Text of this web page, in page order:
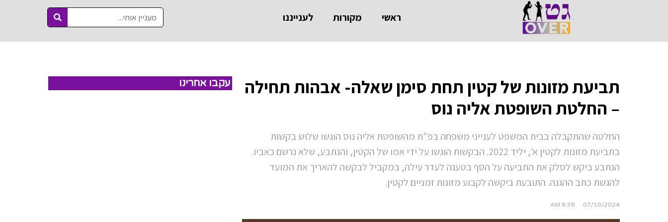
ראשי מקורות לענייננו
תביעת מזונות של קטין תחת סימן שאלה- אבהות תחילה
– החלטת השופטת אליה נוס
החלטה שהתקבלה בבית המשפט לענייני משפחה בפ"ת מהשופטת אליה נוס הוגשו שלוש בקשות
בתביעת מזונות לקטין א', יליד 2022. הבקשות הוגשו על ידי אמו של הקטין, והנתבע, שלא נרשם כאביו.
הנתבע ביקש לסלק את התביעה על הסף בטענה לעדר עילה, במקביל לבקשה להאריך את המועד
להגשת כתב ההגנה. התובעת ביקשה לקבוע מזונות זמניים לקטין.
07/10/2024
8:38 AM
עקבו אחרינו